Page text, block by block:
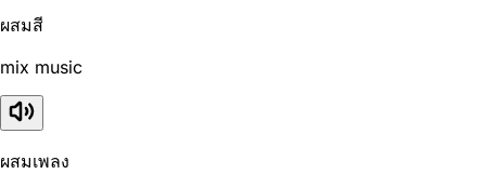
ผสมสี
mix music
ผสมเพลง